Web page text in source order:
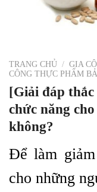
TRANG CHỦ / GIA
CÔNG THỰC PHẨM
[Giải đáp
chức năng
không?
Để làm
cho những